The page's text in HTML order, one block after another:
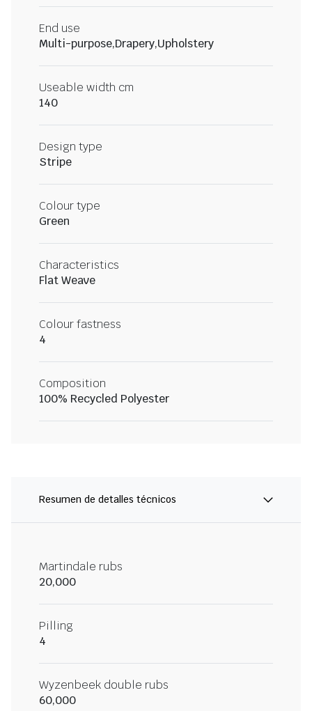
End use
Multi-purpose,Drapery,Upholstery
Useable width cm
140
Design type
Stripe
Colour type
Green
Characteristics
Flat Weave
Colour fastness
4
Composition
100% Recycled Polyester
Resumen de detalles técnicos
Martindale rubs
20,000
Pilling
4
Wyzenbeek double rubs
60,000